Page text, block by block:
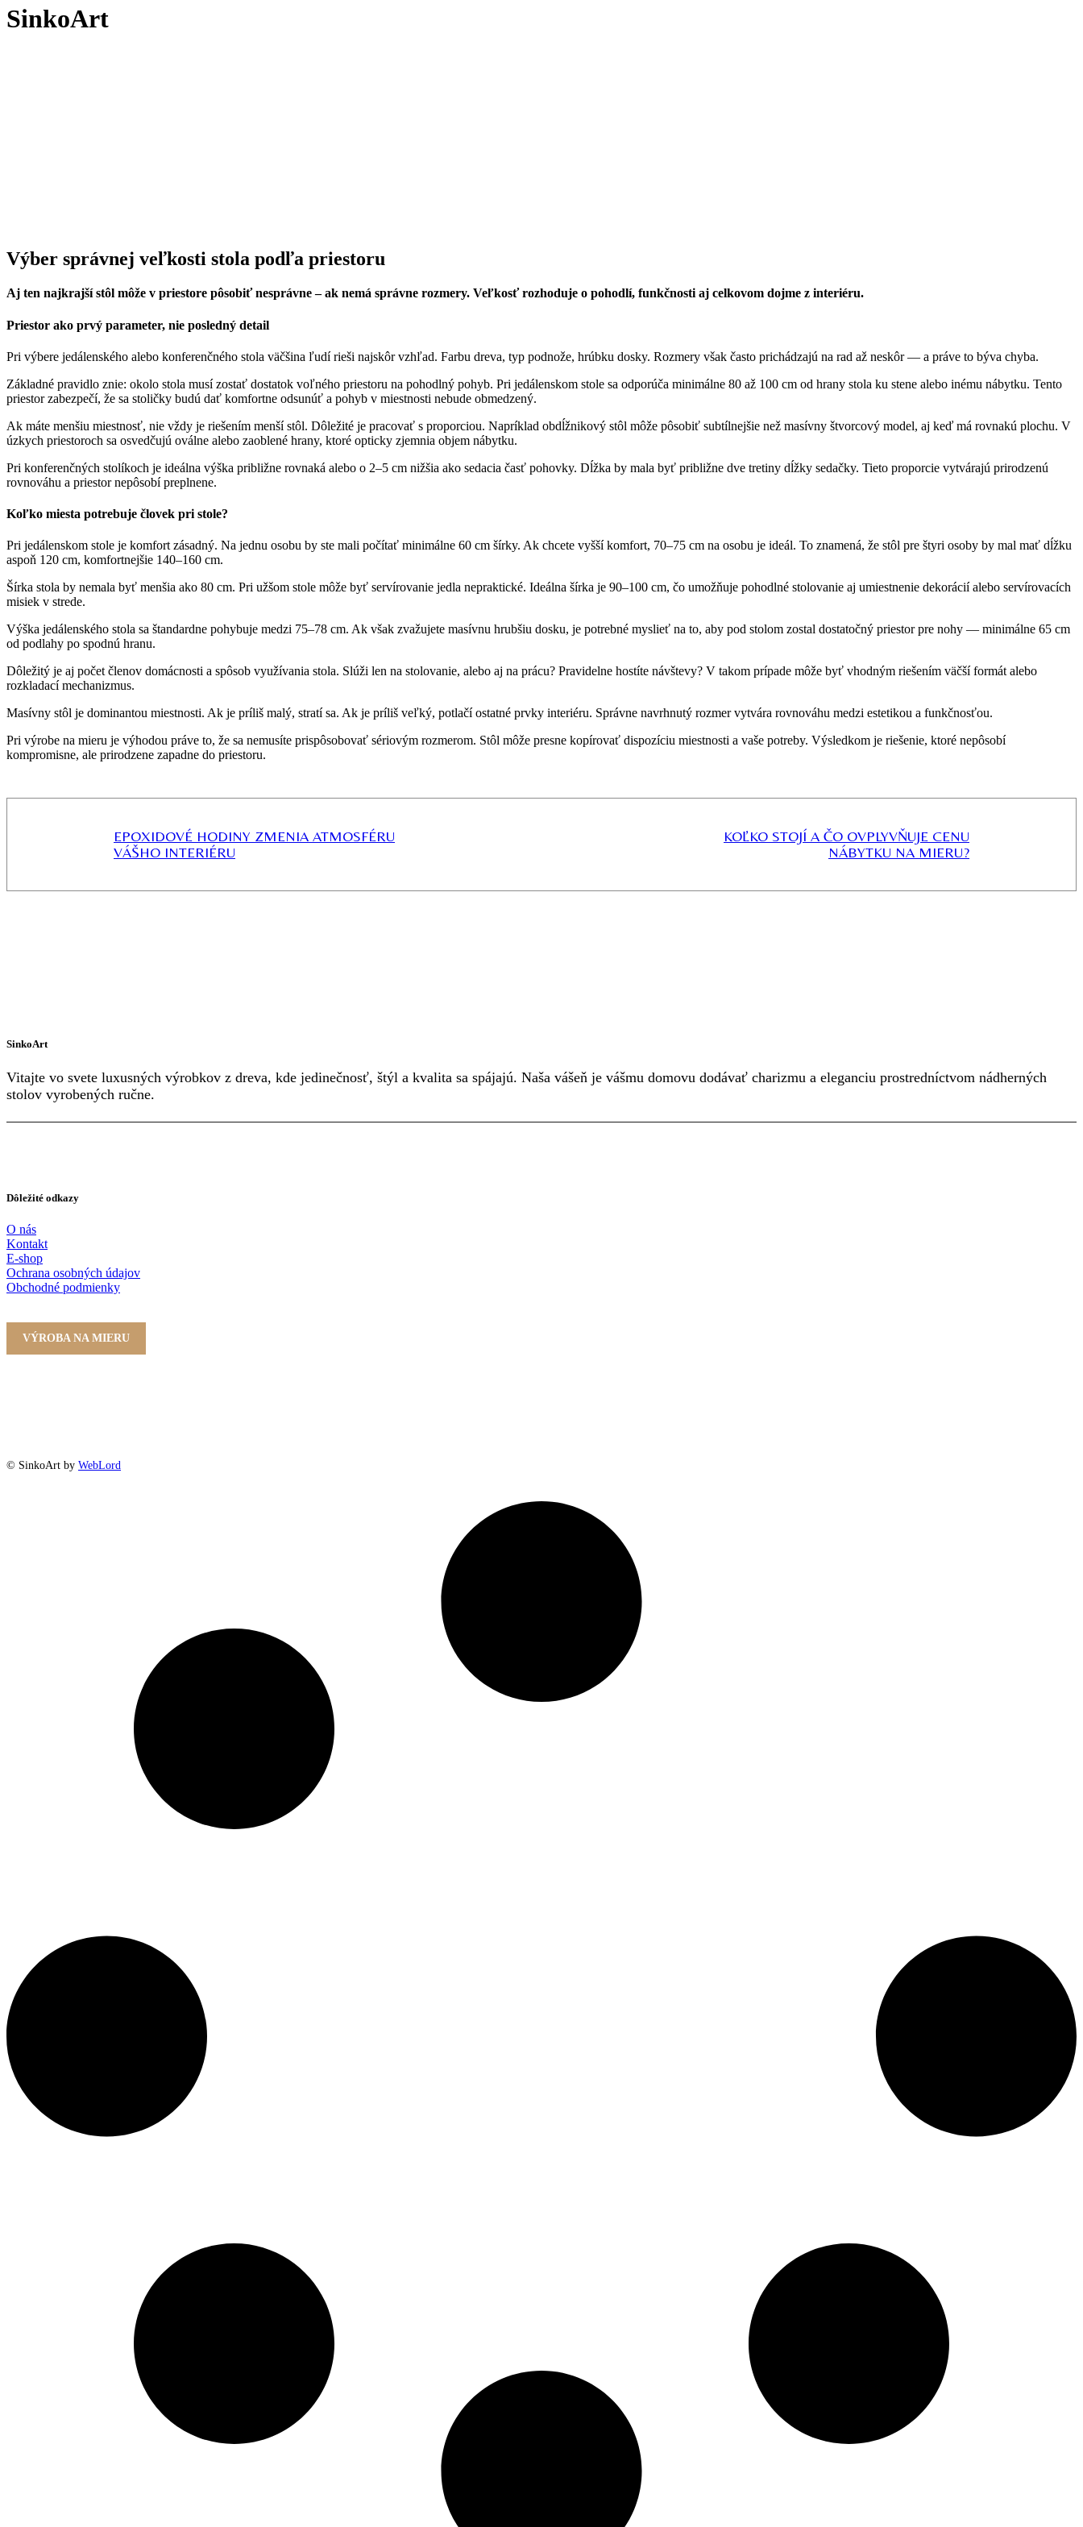
SinkoArt
Výber správnej veľkosti stola podľa priestoru
Aj ten najkrajší stôl môže v priestore pôsobiť nesprávne – ak nemá správne rozmery. Veľkosť rozhoduje o pohodlí, funkčnosti aj celkovom dojme z interiéru.
Priestor ako prvý parameter, nie posledný detail
Pri výbere jedálenského alebo konferenčného stola väčšina ľudí rieši najskôr vzhľad. Farbu dreva, typ podnože, hrúbku dosky. Rozmery však často prichádzajú na rad až neskôr — a práve to býva chyba.
Základné pravidlo znie: okolo stola musí zostať dostatok voľného priestoru na pohodlný pohyb. Pri jedálenskom stole sa odporúča minimálne 80 až 100 cm od hrany stola ku stene alebo inému nábytku. Tento
priestor zabezpečí, že sa stoličky budú dať komfortne odsunúť a pohyb v miestnosti nebude obmedzený.
Ak máte menšiu miestnosť, nie vždy je riešením menší stôl. Dôležité je pracovať s proporciou. Napríklad obdĺžnikový stôl môže pôsobiť subtílnejšie než masívny štvorcový model, aj keď má rovnakú plochu. V
úzkych priestoroch sa osvedčujú oválne alebo zaoblené hrany, ktoré opticky zjemnia objem nábytku.
Pri konferenčných stolíkoch je ideálna výška približne rovnaká alebo o 2–5 cm nižšia ako sedacia časť pohovky. Dĺžka by mala byť približne dve tretiny dĺžky sedačky. Tieto proporcie vytvárajú prirodzenú
rovnováhu a priestor nepôsobí preplnene.
Koľko miesta potrebuje človek pri stole?
Pri jedálenskom stole je komfort zásadný. Na jednu osobu by ste mali počítať minimálne 60 cm šírky. Ak chcete vyšší komfort, 70–75 cm na osobu je ideál. To znamená, že stôl pre štyri osoby by mal mať dĺžku
aspoň 120 cm, komfortnejšie 140–160 cm.
Šírka stola by nemala byť menšia ako 80 cm. Pri užšom stole môže byť servírovanie jedla nepraktické. Ideálna šírka je 90–100 cm, čo umožňuje pohodlné stolovanie aj umiestnenie dekorácií alebo servírovacích
misiek v strede.
Výška jedálenského stola sa štandardne pohybuje medzi 75–78 cm. Ak však zvažujete masívnu hrubšiu dosku, je potrebné myslieť na to, aby pod stolom zostal dostatočný priestor pre nohy — minimálne 65 cm
od podlahy po spodnú hranu.
Dôležitý je aj počet členov domácnosti a spôsob využívania stola. Slúži len na stolovanie, alebo aj na prácu? Pravidelne hostíte návštevy? V takom prípade môže byť vhodným riešením väčší formát alebo
rozkladací mechanizmus.
Masívny stôl je dominantou miestnosti. Ak je príliš malý, stratí sa. Ak je príliš veľký, potlačí ostatné prvky interiéru. Správne navrhnutý rozmer vytvára rovnováhu medzi estetikou a funkčnosťou.
Pri výrobe na mieru je výhodou práve to, že sa nemusíte prispôsobovať sériovým rozmerom. Stôl môže presne kopírovať dispozíciu miestnosti a vaše potreby. Výsledkom je riešenie, ktoré nepôsobí
kompromisne, ale prirodzene zapadne do priestoru.
EPOXIDOVÉ HODINY ZMENIA ATMOSFÉRU
VÁŠHO INTERIÉRU
KOĽKO STOJÍ A ČO OVPLYVŇUJE CENU
NÁBYTKU NA MIERU?
SinkoArt
Vitajte vo svete luxusných výrobkov z dreva, kde jedinečnosť, štýl a kvalita sa spájajú. Naša vášeň je vášmu domovu dodávať charizmu a eleganciu prostredníctvom nádherných
stolov vyrobených ručne.
Dôležité odkazy
O nás
Kontakt
E-shop
Ochrana osobných údajov
Obchodné podmienky
VÝROBA NA MIERU
© SinkoArt by WebLord